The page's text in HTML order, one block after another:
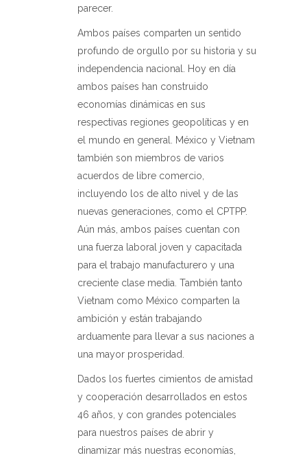
parecer.
Ambos países comparten un sentido
profundo de orgullo por su historia y su
independencia nacional. Hoy en día
ambos países han construido
economías dinámicas en sus
respectivas regiones geopolíticas y en
el mundo en general. México y Vietnam
también son miembros de varios
acuerdos de libre comercio,
incluyendo los de alto nivel y de las
nuevas generaciones, como el CPTPP.
Aún más, ambos países cuentan con
una fuerza laboral joven y capacitada
para el trabajo manufacturero y una
creciente clase media. También tanto
Vietnam como México comparten la
ambición y están trabajando
arduamente para llevar a sus naciones a
una mayor prosperidad.
Dados los fuertes cimientos de amistad
y cooperación desarrollados en estos
46 años, y con grandes potenciales
para nuestros países de abrir y
dinamizar más nuestras economías,